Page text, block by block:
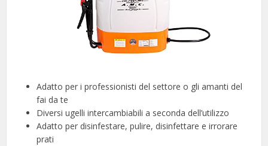
Adatto per i professionisti del settore o gli amanti del
fai da te
Diversi ugelli intercambiabili a seconda dell’utilizzo
Adatto per disinfestare, pulire, disinfettare e irrorare
prati